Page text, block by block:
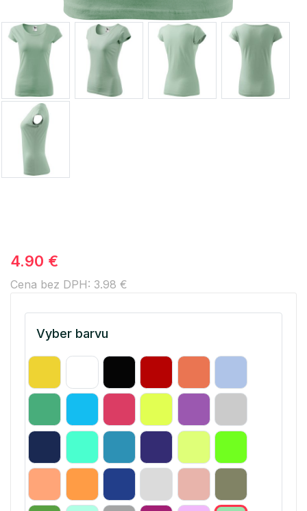
4.90 €
Cena bez DPH: 3.98 €
Vyber barvu